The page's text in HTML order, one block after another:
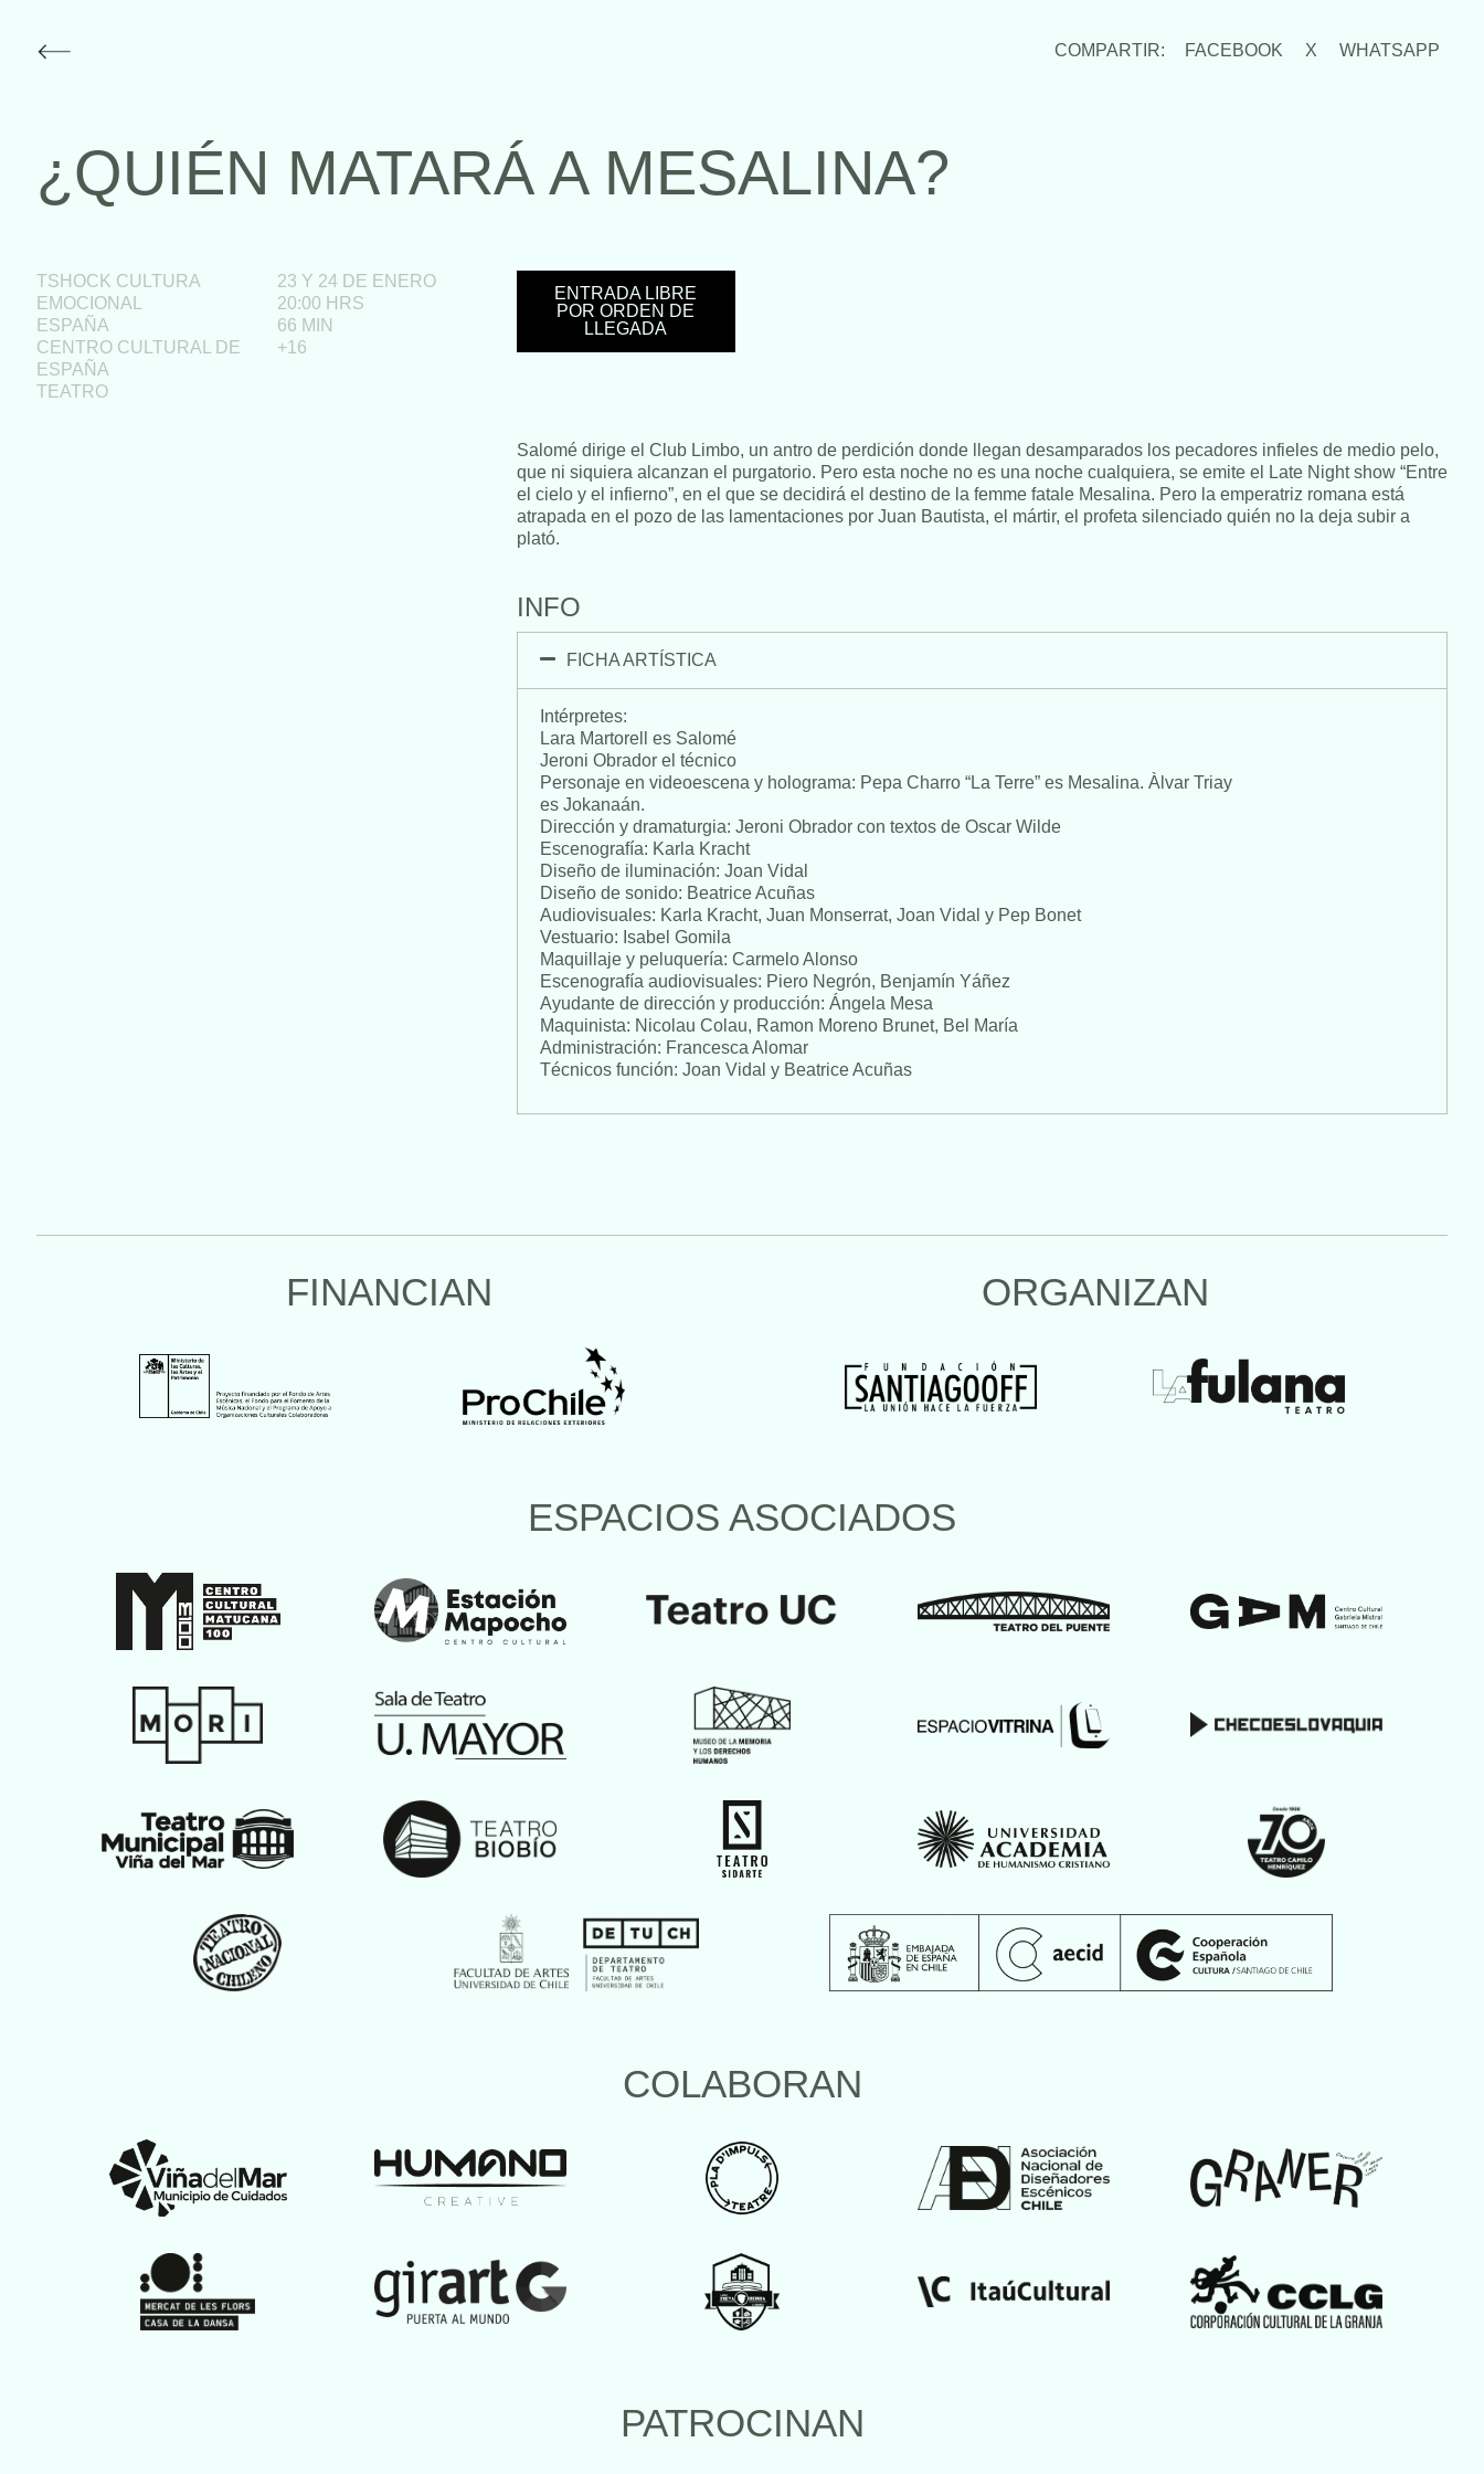
COMPARTIR: FACEBOOK X WHATSAPP
¿QUIÉN MATARÁ A MESALINA?
TSHOCK CULTURA
EMOCIONAL
ESPAÑA
CENTRO CULTURAL DE
ESPAÑA
TEATRO
23 Y 24 DE ENERO
20:00 HRS
66 MIN
+16
ENTRADA LIBRE
POR ORDEN DE
LLEGADA
Salomé dirige el Club Limbo, un antro de perdición donde llegan desamparados los pecadores infieles de medio pelo,
que ni siquiera alcanzan el purgatorio. Pero esta noche no es una noche cualquiera, se emite el Late Night show “Entre
el cielo y el infierno”, en el que se decidirá el destino de la femme fatale Mesalina. Pero la emperatriz romana está
atrapada en el pozo de las lamentaciones por Juan Bautista, el mártir, el profeta silenciado quién no la deja subir a
plató.
INFO
FICHA ARTÍSTICA
Intérpretes:
Lara Martorell es Salomé
Jeroni Obrador el técnico
Personaje en videoescena y holograma: Pepa Charro “La Terre” es Mesalina. Àlvar Triay
es Jokanaán.
Dirección y dramaturgia: Jeroni Obrador con textos de Oscar Wilde
Escenografía: Karla Kracht
Diseño de iluminación: Joan Vidal
Diseño de sonido: Beatrice Acuñas
Audiovisuales: Karla Kracht, Juan Monserrat, Joan Vidal y Pep Bonet
Vestuario: Isabel Gomila
Maquillaje y peluquería: Carmelo Alonso
Escenografía audiovisuales: Piero Negrón, Benjamín Yáñez
Ayudante de dirección y producción: Ángela Mesa
Maquinista: Nicolau Colau, Ramon Moreno Brunet, Bel María
Administración: Francesca Alomar
Técnicos función: Joan Vidal y Beatrice Acuñas
FINANCIAN ORGANIZAN
ESPACIOS ASOCIADOS
COLABORAN
PATROCINAN